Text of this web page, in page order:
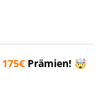
175€ Prämien! 🤯